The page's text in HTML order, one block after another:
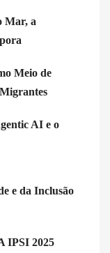
Mar, a
Meio de
AI e o
e da Inclusão
IPSI 2025